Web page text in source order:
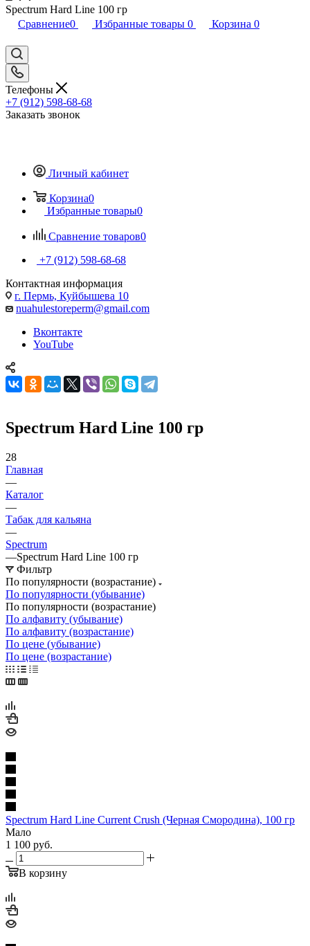
Spectrum Hard Line 100 гр
Сравнение0 Избранные товары 0 Корзина 0
Телефоны
+7 (912) 598-68-68
Заказать звонок
Личный кабинет
Корзина0
Избранные товары0
Сравнение товаров0
+7 (912) 598-68-68
Контактная информация
г. Пермь, Куйбышева 10
nuahulestoreperm@gmail.com
Вконтакте
YouTube
Spectrum Hard Line 100 гр
28
Главная
—
Каталог
—
Табак для кальяна
—
Spectrum
—Spectrum Hard Line 100 гр
Фильтр
По популярности (возрастание)
По популярности (убывание)
По популярности (возрастание)
По алфавиту (убывание)
По алфавиту (возрастание)
По цене (убывание)
По цене (возрастание)
Spectrum Hard Line Current Crush (Черная Смородина), 100 гр
Мало
1 100 руб.
В корзину